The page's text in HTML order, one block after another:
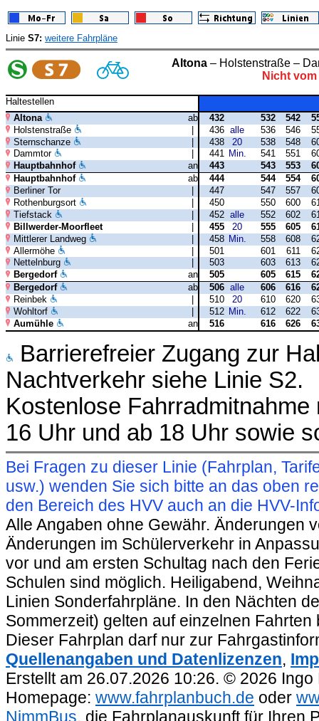
Linie S7: weitere Fahrpläne
Altona– Holstenstraße –
Nicht
Haltestellen
Altona
ab 432 532 542
Holstenstraße
| 436 alle 536 546
Sternschanze
| 438 20 538 548
Dammtor
441 Min. 541 551
Hauptbahnhof
an 443 543 553
Hauptbahnhof
ab 444 544 554
Berliner Tor
447 547 557
Rothenburgsort
450 550 600
Tiefstack
452 alle 552 602
Billwerder-Moorfleet
455 20 555 605
Mittlerer Landweg
| 458 Min. 558 608
Allermöhe
| 501 601 611
Nettelnburg
503 603 613
Bergedorf
an 505 605 615
Bergedorf
ab 506 alle 606 616
Reinbek
510 20 610 620
Wohltorf
512 Min. 612 622
Aumühle
an 516 616 626
Barrierefreier Zugang zur
Nachtverkehr siehe Linie S2.
Kostenlose
16 Uhr und ab 18 Uhr sowie
Bei Fragen zu dieser Linie (Fahrplan,
usw.) wenden Sie sich bitte an das oben
den Bereich des HVV auch an die HVV-
Alle Angaben ohne Gewähr. Änderungen
Änderungen im Schülerverkehr in
vor und am ersten Schultag nach den
Schulen sind möglich. Heiligabend,
Linien Sonderfahrpläne. In den Nächten
Sommerzeit) gelten auf einzelnen
Dieser Fahrplan darf nur zur
Quellenangaben und Datenlizenzen,
Erstellt am 26.07.2026 10:26. © 2026
Homepage: www.fahrplanbuch.de oder
NimmBus, die Fahrplanauskunft für Ihren